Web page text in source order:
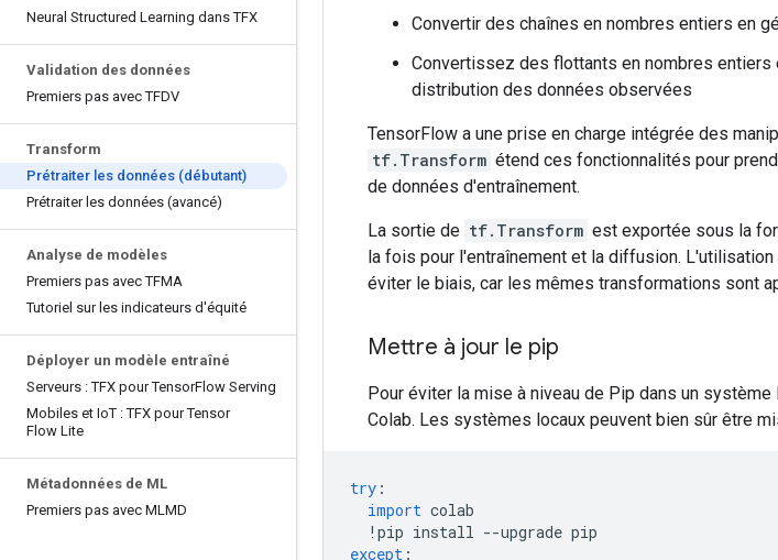
Neural Structured Learning dans TFX
Validation des données
Premiers pas avec TFDV
Transform
Prétraiter les données (débutant)
Prétraiter les données (avancé)
Analyse de modèles
Premiers pas avec TFMA
Tutoriel sur les indicateurs d'équité
Déployer un modèle entraîné
Serveurs : TFX pour TensorFlow Serving
Mobiles et IoT : TFX pour Tensor
Flow Lite
Métadonnées de ML
Premiers pas avec MLMD
Convertir des chaînes en nombres entiers en
Convertissez des flottants en nombres
distribution des données observées
TensorFlow a une prise en charge intégrée des
tf.Transform étend ces fonctionnalités pour
de données d'entraînement.
La sortie de tf.Transform est exportée sous la
la fois pour l'entraînement et la diffusion.
éviter le biais, car les mêmes transformations sont
Mettre à jour le pip
Pour éviter la mise à niveau de Pip dans un
Colab. Les systèmes locaux peuvent bien sûr être
try :
import colab
! pip install --upgrade pip
except :